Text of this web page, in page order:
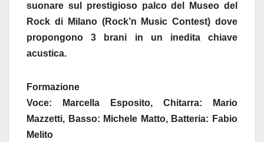
suonare sul prestigioso palco del Museo del
Rock di Milano (Rock’n Music Contest) dove
propongono 3 brani in un inedita chiave
acustica.
Formazione
Voce: Marcella Esposito, Chitarra: Mario
Mazzetti, Basso: Michele Matto, Batteria: Fabio
Melito